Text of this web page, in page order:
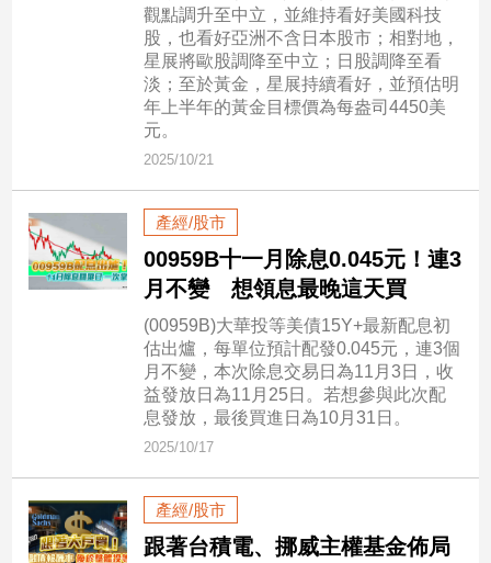
創
／
電
影
推
寵
物
Pet
觀點調升至中立，並維持看好美國科技
股，也看好亞洲不含日本股市；相對地，
星展將歐股調降至中立；日股調降至看
淡；至於黃金，星展持續看好，並預估明
年上半年的黃金目標價為每盎司4450美
元。
2025/10/21
產經/股市
00959B十一月除息0.045元！連3
月不變 想領息最晚這天買
(00959B)大華投等美債15Y+最新配息初
估出爐，每單位預計配發0.045元，連3個
月不變，本次除息交易日為11月3日，收
益發放日為11月25日。若想參與此次配
息發放，最後買進日為10月31日。
2025/10/17
產經/股市
跟著台積電、挪威主權基金佈局